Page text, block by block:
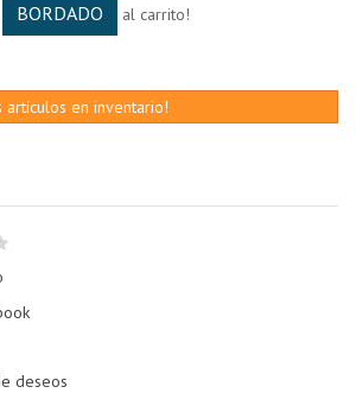
BORDADO al carrito!
artículos en inventario!
deseos